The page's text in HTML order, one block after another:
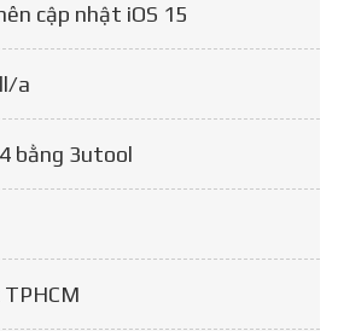
cập nhật iOS 15
a
bằng 3utool